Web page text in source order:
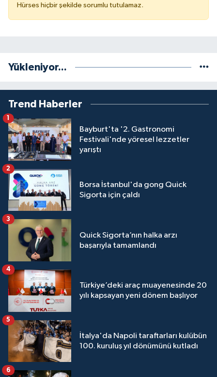
Hürses hiçbir şekilde sorumlu tutulamaz.
Yükleniyor...
Trend Haberler
Bayburt'ta '2. Gastronomi
Festivali'nde yöresel lezzetler
yarıştı
1
Borsa İstanbul'da gong Quick
Sigorta için çaldı
2
Quick Sigorta’nın halka arzı
başarıyla tamamlandı
3
Türkiye’deki araç muayenesinde 20
yılı kapsayan yeni dönem başlıyor
4
İtalya'da Napoli taraftarları kulübün
100. kuruluş yıl dönümünü kutladı
5
6